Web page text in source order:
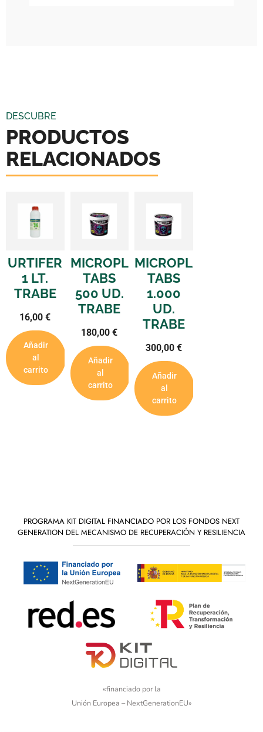
DESCUBRE
PRODUCTOS
RELACIONADOS
URTIFER
1 LT.
TRABE
16,00€
Añadir
al
carrito
MICROPLANT
TABS
500 UD.
TRABE
180,00€
Añadir
al
carrito
MICROPLANT
TABS
1.000
UD.
TRABE
300,00 €
Añadir
al
carrito
PROGRAMA KIT DIGITAL FINANCIADO POR LOS FONDOS NEXT
GENERATION DEL MECANISMO DE RECUPERACIÓN Y RESILIENCIA
«financiado por la
Unión Europea – NextGenerationEU»